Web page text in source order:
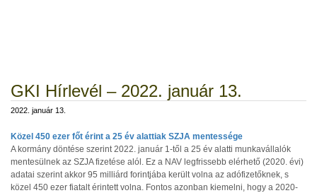
GKI Hírlevél – 2022. január 13.
2022. január 13.
Közel 450 ezer főt érint a 25 év alattiak SZJA mentessége
A kormány döntése szerint 2022. január 1-től a 25 év alatti munkavállalók
mentesülnek az SZJA fizetése alól. Ez a NAV legfrissebb elérhető (2020. évi)
adatai szerint akkor 95 milliárd forintjába került volna az adófizetőknek, s
közel 450 ezer fiatalt érintett volna. Fontos azonban kiemelni, hogy a 2020-